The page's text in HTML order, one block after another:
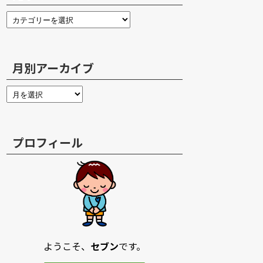
月別アーカイブ
プロフィール
ようこそ、 セブンです。